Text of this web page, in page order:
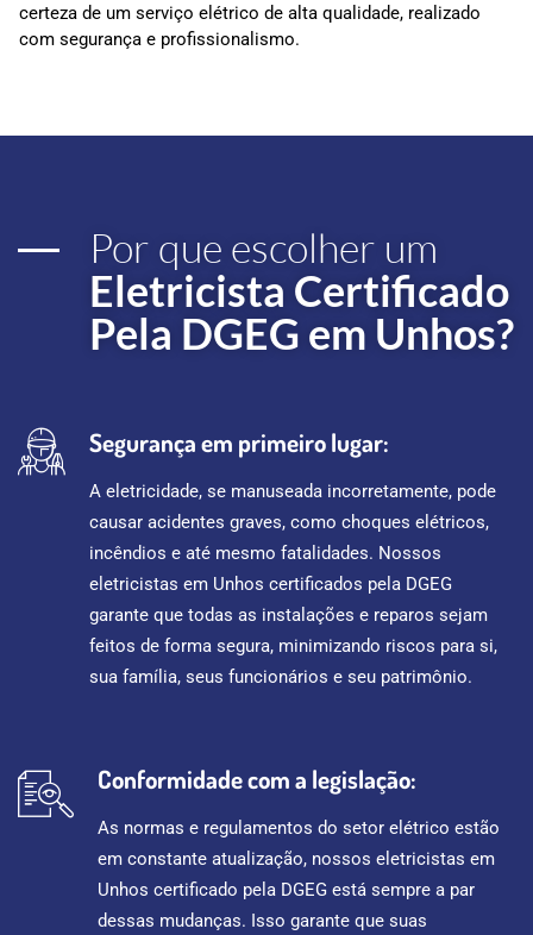
certeza de um serviço elétrico de alta qualidade, realizado
com segurança e profissionalismo.
Por que escolher um
Eletricista Certificado
Pela DGEG em Unhos?
Segurança em primeiro lugar:
A eletricidade, se manuseada incorretamente, pode
causar acidentes graves, como choques elétricos,
incêndios e até mesmo fatalidades. Nossos
eletricistas em Unhos certificados pela DGEG
garante que todas as instalações e reparos sejam
feitos de forma segura, minimizando riscos para si,
sua família, seus funcionários e seu patrimônio.
Conformidade com a legislação:
As normas e regulamentos do setor elétrico estão
em constante atualização, nossos eletricistas em
Unhos certificado pela DGEG está sempre a par
dessas mudanças. Isso garante que suas